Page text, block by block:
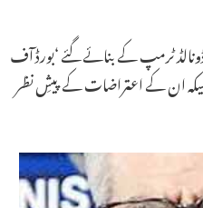
ڈونالڈ ٹرمپ کے بنائے گئے ‘بورڈ آف
ہیکہ ان کے اعتراضات کے پیشِ نظر